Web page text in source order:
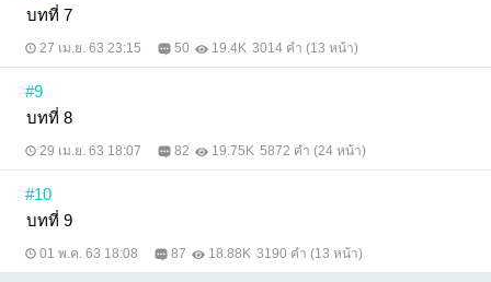
บทที่ 7
27 เม.ย. 63 23:15 50 19.4K 3014 คำ (13 หน้า)
#9
บทที่ 8
29 เม.ย. 63 18:07 82 19.75K 5872 คำ (24 หน้า)
#10
บทที่ 9
01 พ.ค. 63 18:08 87 18.88K 3190 คำ (13 หน้า)